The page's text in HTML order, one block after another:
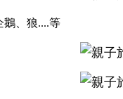
鵝、狼....等